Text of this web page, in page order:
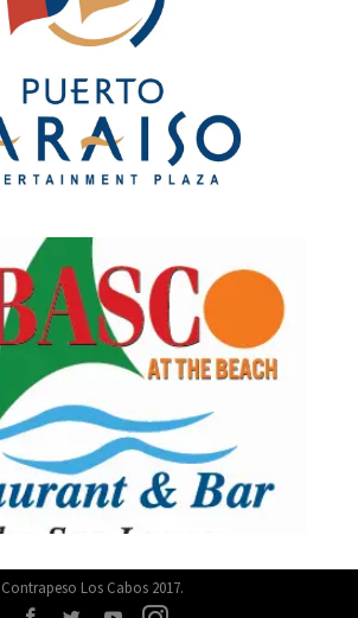
Contrapeso Los Cabos 2017.